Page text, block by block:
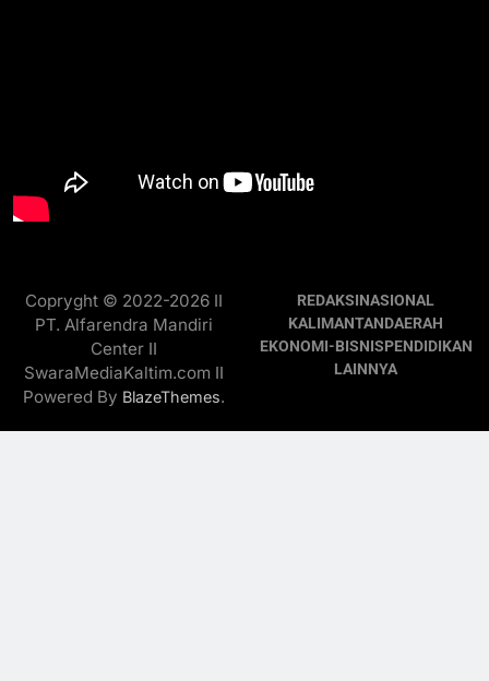
Copryght © 2022-2026 II
PT. Alfarendra Mandiri
Center II
SwaraMediaKaltim.com II
Powered By BlazeThemes.
REDAKSINASIONAL
KALIMANTANDAERAH
EKONOMI-BISNISPENDIDIKAN
LAINNYA